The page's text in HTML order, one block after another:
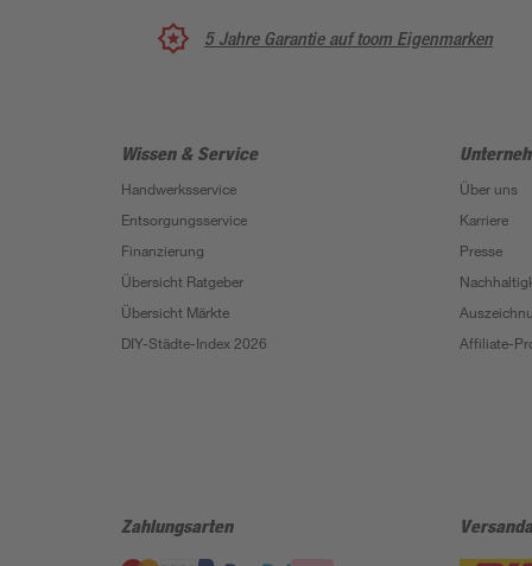
5 Jahre Garantie auf toom Eigenmarken
Wissen & Service
Handwerksservice
Entsorgungsservice
Finanzierung
Übersicht Ratgeber
Übersicht Märkte
DIY-Städte-Index 2026
Über uns
Karriere
Presse
Affiliate-
Zahlungsarten